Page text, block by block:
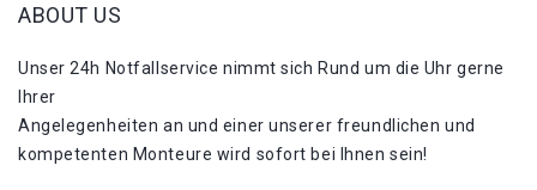
ABOUT US
Unser 24h Notfallservice nimmt sich Rund um die Uhr gerne
Ihrer
Angelegenheiten an und einer unserer freundlichen und
kompetenten Monteure wird sofort bei Ihnen sein!